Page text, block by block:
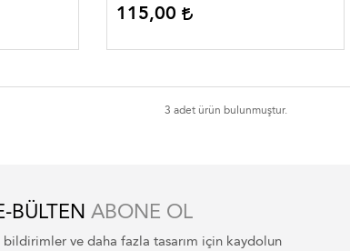
115,00
3 adet ürün bulunmuştur.
BÜLTEN ABONE OL
bildirimler ve daha fazla tasarım için kaydolun